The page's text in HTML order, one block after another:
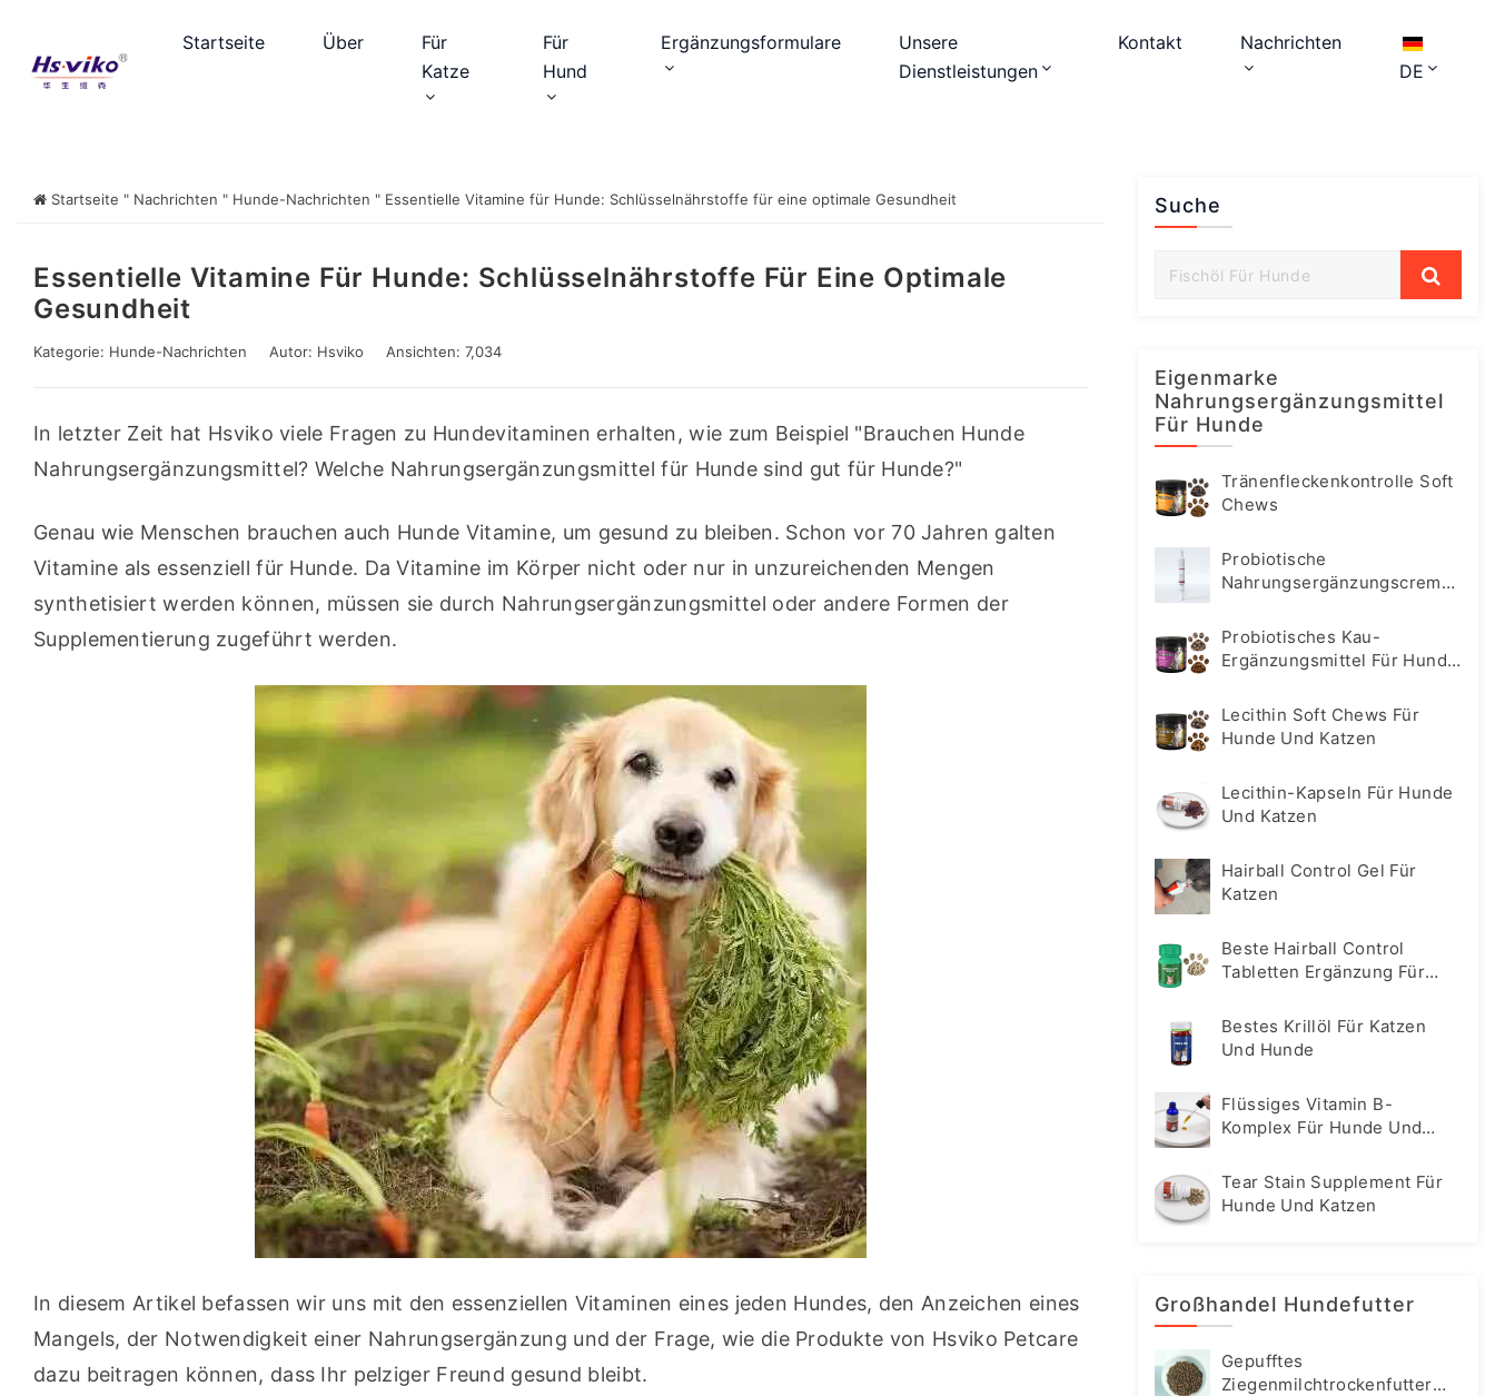
Startseite Über
Für
Katze
Für
Hund
Ergänzungsformulare
Unsere
Dienstleistungen
Kontakt
Nachrichten
DE
Startseite " Nachrichten " Hunde-Nachrichten " Essentielle Vitamine für Hunde: Schlüsselnährstoffe für eine optimale Gesundheit
Essentielle Vitamine Für Hunde: Schlüsselnährstoffe Für Eine Optimale
Gesundheit
Kategorie: Hunde-Nachrichten Autor: Hsviko Ansichten: 7,034
In letzter Zeit hat Hsviko viele Fragen zu Hundevitaminen erhalten, wie zum Beispiel "Brauchen Hunde
Nahrungsergänzungsmittel? Welche Nahrungsergänzungsmittel für Hunde sind gut für Hunde?"
Genau wie Menschen brauchen auch Hunde Vitamine, um gesund zu bleiben. Schon vor 70 Jahren galten
Vitamine als essenziell für Hunde. Da Vitamine im Körper nicht oder nur in unzureichenden Mengen
synthetisiert werden können, müssen sie durch Nahrungsergänzungsmittel oder andere Formen der
Supplementierung zugeführt werden.
In diesem Artikel befassen wir uns mit den essenziellen Vitaminen eines jeden Hundes, den Anzeichen eines
Mangels, der Notwendigkeit einer Nahrungsergänzung und der Frage, wie die Produkte von Hsviko Petcare
dazu beitragen können, dass Ihr pelziger Freund gesund bleibt.
Suche
Eigenmarke
Nahrungsergänzungsmittel
Für Hunde
Tränenfleckenkontrolle Soft
Chews
Probiotische
Nahrungsergänzungscreme
Probiotisches Kau-
Ergänzungsmittel Für Hunde
Lecithin Soft Chews Für
Hunde Und Katzen
Lecithin-Kapseln Für Hunde
Und Katzen
Hairball Control Gel Für
Katzen
Beste Hairball Control
Tabletten Ergänzung Für
Bestes Krillöl Für Katzen
Und Hunde
Flüssiges Vitamin B-
Komplex Für Hunde Und
Tear Stain Supplement Für
Hunde Und Katzen
Großhandel Hundefutter
Gepufftes
Ziegenmilchtrockenfutter